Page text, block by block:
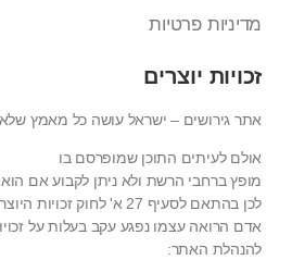
מדיניות פרטיות
זכויות יוצרים
אתר גירושים – ישראל עושה כל מאמץ שלא
אולם לעיתים התוכן שמופרסם בו
מופץ ברחבי הרשת ולא ניתן לקבוע אם הוא
לכן בהתאם לסעיף 27 א' לחוק זכויות היוצרים, כל
אדם הרואה עצמו נפגע עקב בעלות על
להנהלת האתר: